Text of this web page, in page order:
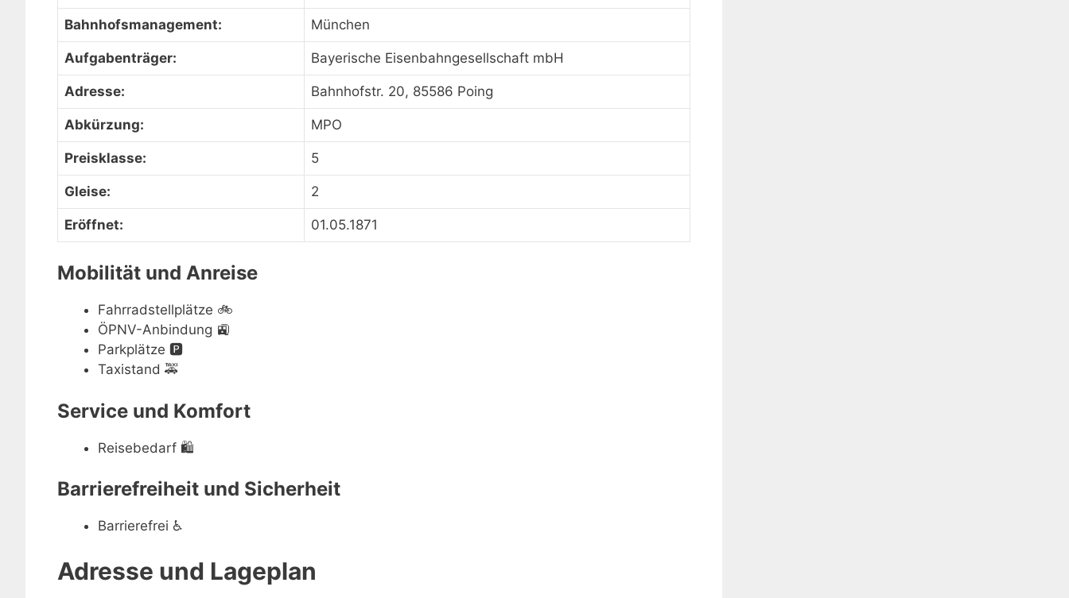
Bahnhofsmanagement: München
Aufgabenträger: Bayerische Eisenbahngesellschaft mbH
Adresse: Bahnhofstr. 20, 85586 Poing
Abkürzung: MPO
Preisklasse: 5
Gleise: 2
Eröffnet: 01.05.1871
Mobilität und Anreise
Fahrradstellplätze 🚲
ÖPNV-Anbindung 🚉
Parkplätze 🅿️
Taxistand 🚕
Service und Komfort
Reisebedarf 🛍
Barrierefreiheit und Sicherheit
Barrierefrei ♿
Adresse und Lageplan